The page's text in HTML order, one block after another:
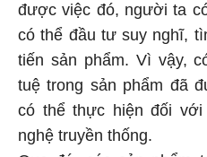
được việc đó, người ta
có thể đầu tư suy nghĩ,
tiến sản phẩm. Vì vậy,
tuệ trong sản phẩm đã
có thể thực hiện đối
nghệ truyền thống.